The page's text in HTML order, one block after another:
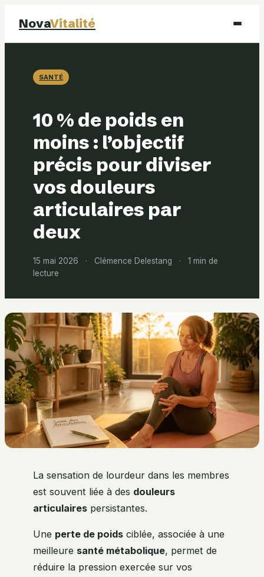
NovaVitalité
Santé
Bien-être
SANTÉ
10 % de poids en
moins : l’objectif
précis pour diviser
vos douleurs
articulaires par
deux
15 mai 2026 · Clémence Delestang ·
1 min de
lecture
La sensation de lourdeur dans les membres
est souvent liée à des douleurs
articulaires persistantes.
Une perte de poids ciblée, associée à une
meilleure santé métabolique, permet de
réduire la pression exercée sur vos